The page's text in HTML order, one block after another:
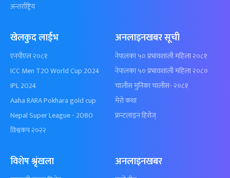
अन्तर्राष्ट्रिय
खेलकुद लाईभ
एनपीएल २०८१
ICC Men T20 World Cup 2024
IPL 2024
Aaha RARA Pokhara gold cup
Nepal Super League - 2080
विश्वकप २०२२
अनलाइनखबर सूची
नेपालका ५० प्रभावशाली महिला २०८१
नेपालका ५० प्रभावशाली महिला २०८०
चालीस मुनिका चालीस- २०८१
मेरो कथा
फ्रन्टलाइन हिरोज्
विशेष श्रृंखला अनलाइनखबर